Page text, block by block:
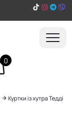
0
Куртки із хутра Тедді